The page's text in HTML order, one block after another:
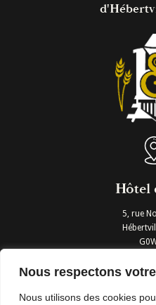
Nous respectons
Nous utilisons des cookies
Hôtel
5, rue
Nous